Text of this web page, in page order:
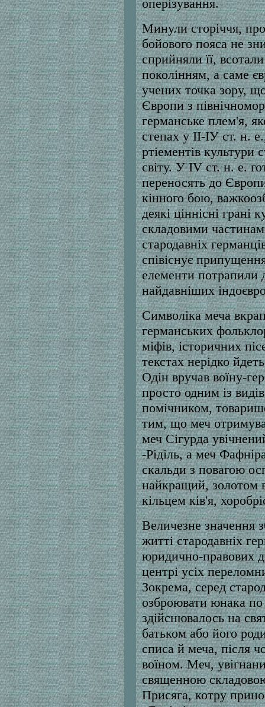
оперізування.
Минули сторіччя,
бойового пояса не
сприйняли її,
поколінням, а саме
учених точка зору,
Європи з
германське плем'я,
степах у ІІ-ІУ ст. н.
ртіементів культури
світу. У IV ст. н. е.
переносять до
кінного бою,
деякі ціннісні грані
складовими
стародавніх
співіснує
елементи потрапили
найдавніших
Символіка меча
германських
міфів, історичних
текстах нерідко
Одін вручав воїну-
просто одним із
помічником,
тим, що меч
меч Сігурда
-Ріділь, а меч
скальди з повагою
найкращий, золотом
кільцем ків'я,
Величезне значення
житті стародавніх
юридично-правових
центрі усіх
Зокрема, серед
озброювати юнака
здійснювалось на
батьком або його
списа й меча, після
воїном. Меч,
священною
Присяга, котру